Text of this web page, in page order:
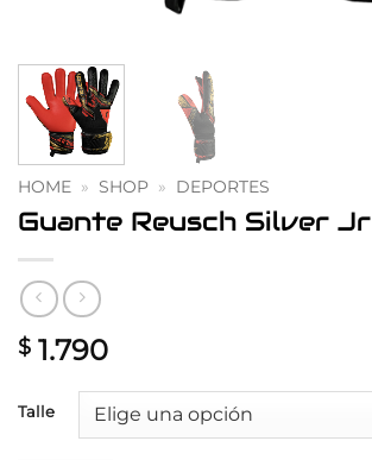
HOME » SHOP » DEPORTES
Guante Reusch Silver Jr
$ 1.790
Talle